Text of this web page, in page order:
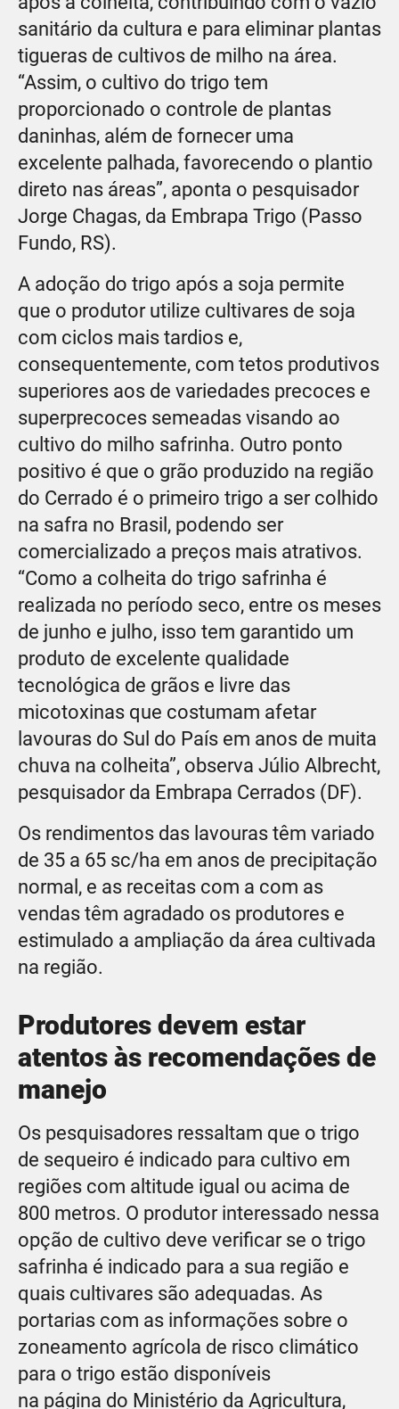
sanitário da cultura e para eliminar plantas
tigueras de cultivos de milho na área.
“Assim, o cultivo do trigo tem
proporcionado o controle de plantas
daninhas, além de fornecer uma
excelente palhada, favorecendo o plantio
direto nas áreas”, aponta o pesquisador
Jorge Chagas, da Embrapa Trigo (Passo
Fundo, RS).
A adoção do trigo após a soja permite
que o produtor utilize cultivares de soja
com ciclos mais tardios e,
consequentemente, com tetos produtivos
superiores aos de variedades precoces e
superprecoces semeadas visando ao
cultivo do milho safrinha. Outro ponto
positivo é que o grão produzido na região
do Cerrado é o primeiro trigo a ser colhido
na safra no Brasil, podendo ser
comercializado a preços mais atrativos.
“Como a colheita do trigo safrinha é
realizada no período seco, entre os meses
de junho e julho, isso tem garantido um
produto de excelente qualidade
tecnológica de grãos e livre das
micotoxinas que costumam afetar
lavouras do Sul do País em anos de muita
chuva na colheita”, observa Júlio Albrecht,
pesquisador da Embrapa Cerrados (DF).
Os rendimentos das lavouras têm variado
de 35 a 65 sc/ha em anos de precipitação
normal, e as receitas com a com as
vendas têm agradado os produtores e
estimulado a ampliação da área cultivada
na região.
Produtores devem estar
atentos às recomendações de
manejo
Os pesquisadores ressaltam que o trigo
de sequeiro é indicado para cultivo em
regiões com altitude igual ou acima de
800 metros. O produtor interessado nessa
opção de cultivo deve verificar se o trigo
safrinha é indicado para a sua região e
quais cultivares são adequadas. As
portarias com as informações sobre o
zoneamento agrícola de risco climático
para o trigo estão disponíveis
na página do Ministério da Agricultura,